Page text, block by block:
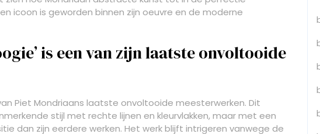
icoon is geworden binnen zijn oeuvre en de moderne
is een van zijn laatste onvoltooide
Piet Mondriaans laatste onvoltooide meesterwerken. Dit
stijl met rechte lijnen en kleurvlakken, maar met een
dan zijn eerdere werken. Het werk blijft intrigeren vanwege de